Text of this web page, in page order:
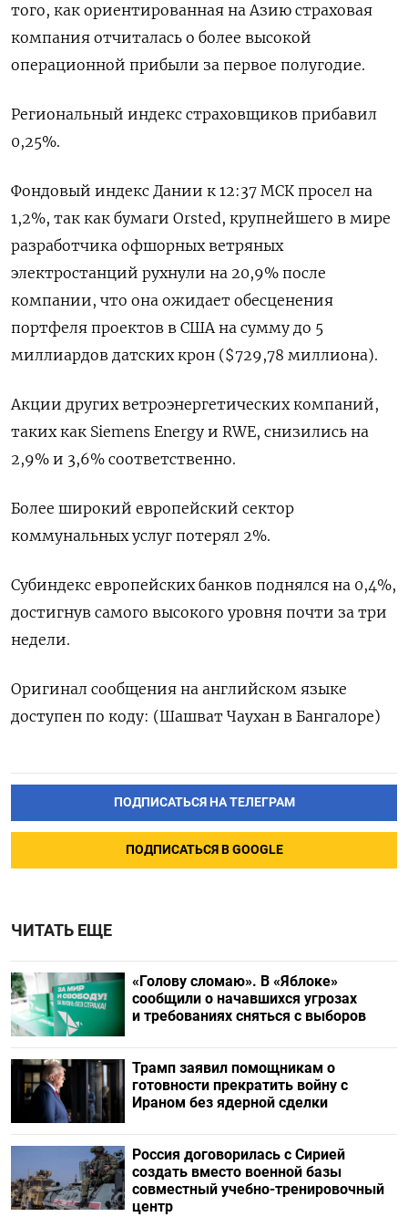
того, как ориентированная на Азию страховая
компания отчиталась о более высокой
операционной прибыли за первое полугодие.
Региональный индекс страховщиков прибавил
0,25%.
Фондовый индекс Дании к 12:37 МСК просел на
1,2%, так как бумаги Orsted, крупнейшего в мире
разработчика офшорных ветряных
электростанций рухнули на 20,9% после
компании, что она ожидает обесценения
портфеля проектов в США на сумму до 5
миллиардов датских крон ($729,78 миллиона).
Акции других ветроэнергетических компаний,
таких как Siemens Energy и RWE, снизились на
2,9% и 3,6% соответственно.
Более широкий европейский сектор
коммунальных услуг потерял 2%.
Субиндекс европейских банков поднялся на 0,4%,
достигнув самого высокого уровня почти за три
недели.
Оригинал сообщения на английском языке
доступен по коду: (Шашват Чаухан в Бангалоре)
ПОДПИСАТЬСЯ НА ТЕЛЕГРАМ
ПОДПИСАТЬСЯ В GOOGLE
ЧИТАТЬ ЕЩЕ
«Голову сломаю». В «Яблоке»
сообщили о начавшихся угрозах
и требованиях сняться с выборов
Трамп заявил помощникам о
готовности прекратить войну с
Ираном без ядерной сделки
Россия договорилась с Сирией
создать вместо военной базы
совместный учебно-тренировочный
центр